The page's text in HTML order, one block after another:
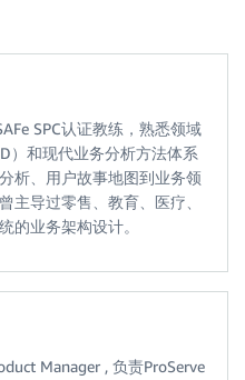
SPC认证教练，熟悉领域
）和现代业务分析方法体系
析、用户故事地图到业务领
主导过零售、教育、医疗、
的业务架构设计。
Manager , 负责ProServe